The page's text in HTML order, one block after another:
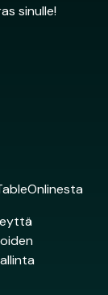
sinulle!